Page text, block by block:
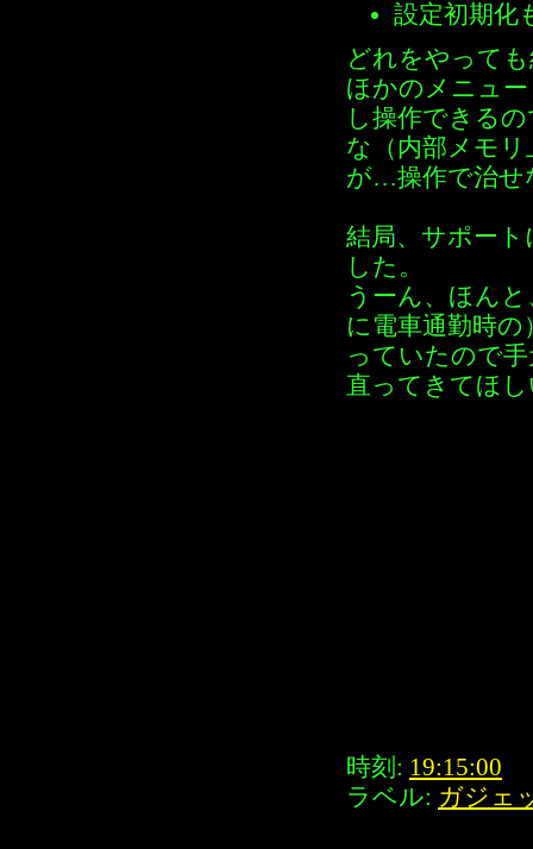
設定初期化
どれをやって
ほかのメニュ
し操作できる
な（内部メモ
が…操作で治せ
結局、サポー
した。
うーん、ほん
に電車通勤時
っていたので
直ってきてほ
時刻: 19:15:00
ラベル: ガジェ